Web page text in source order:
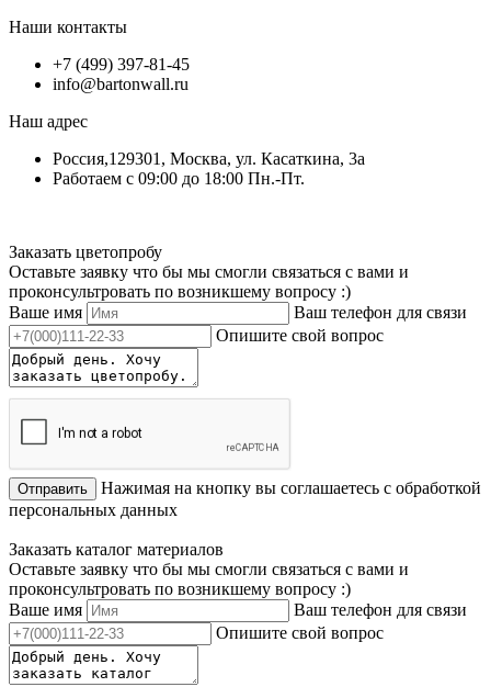
Наши контакты
+7 (499) 397-81-45
info@bartonwall.ru
Наш адрес
Россия,129301, Москва, ул. Касаткина, 3а
Работаем с 09:00 до 18:00 Пн.-Пт.
Заказать цветопробу
Оставьте заявку что бы мы смогли связаться с вами и
проконсультровать по возникшему вопросу :)
Ваше имя
Ваш телефон для связи
Опишите свой вопрос
Отправить
Нажимая на кнопку вы соглашаетесь с обработкой
персональных данных
Заказать каталог материалов
Оставьте заявку что бы мы смогли связаться с вами и
проконсультровать по возникшему вопросу :)
Ваше имя
Ваш телефон для связи
Опишите свой вопрос